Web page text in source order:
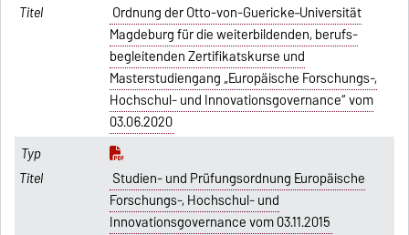
Ordnung der Otto-von-Guericke–Universität
Magdeburg für die weiterbildenden, berufs-
begleitenden Zertifikatskurse und
Masterstudiengang „Europäische Forschungs-,
Hochschul- und Innovationsgovernance“ vom
03.06.2020
Studien- und Prüfungsordnung Europäische
Forschungs-, Hochschul- und
Innovationsgovernance vom 03.11.2015